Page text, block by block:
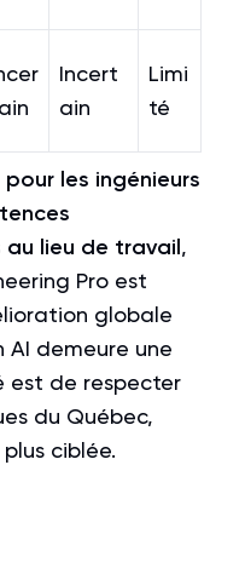
Incert
ain
Limi
té
les ingénieurs
au lieu de travail,
Pro est
globale
AI demeure une
est de respecter
du Québec,
ciblée.